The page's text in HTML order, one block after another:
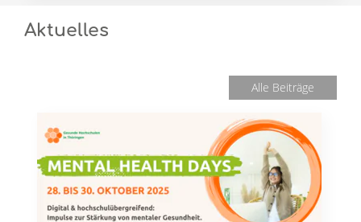
Aktuelles
Alle Beiträge